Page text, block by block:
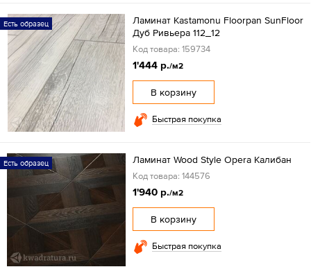
Есть образец
Ламинат Kastamonu Floorpan SunFloor
Дуб Ривьера 112_12
Код товара: 159734
1'444 р./м2
В корзину
Быстрая покупка
Есть образец Ламинат Wood Style Opera Калибан
Код товара: 144576
1'940 р./м2
В корзину
Быстрая покупка